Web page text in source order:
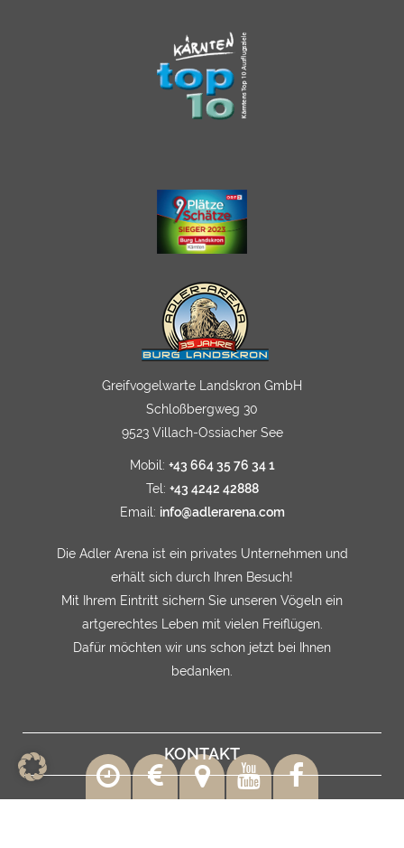
Greifvogelwarte Landskron GmbH
Schloßbergweg 30
9523 Villach-Ossiacher See
Mobil: +43 664 35 76 34 1
Tel: +43 4242 42888
Email: info@adlerarena.com
Die Adler Arena ist ein privates Unternehmen und
erhält sich durch Ihren Besuch!
Mit Ihrem Eintritt sichern Sie unseren Vögeln ein
artgerechtes Leben mit vielen Freiflügen.
Dafür möchten wir uns schon jetzt bei Ihnen
bedanken.
KONTAKT